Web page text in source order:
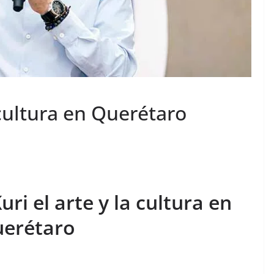
en Querétaro
el arte y la cultura en